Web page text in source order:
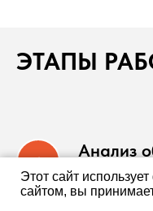
ЭТАПЫ
Анализ
На
Этот сайт
сайтом, вы